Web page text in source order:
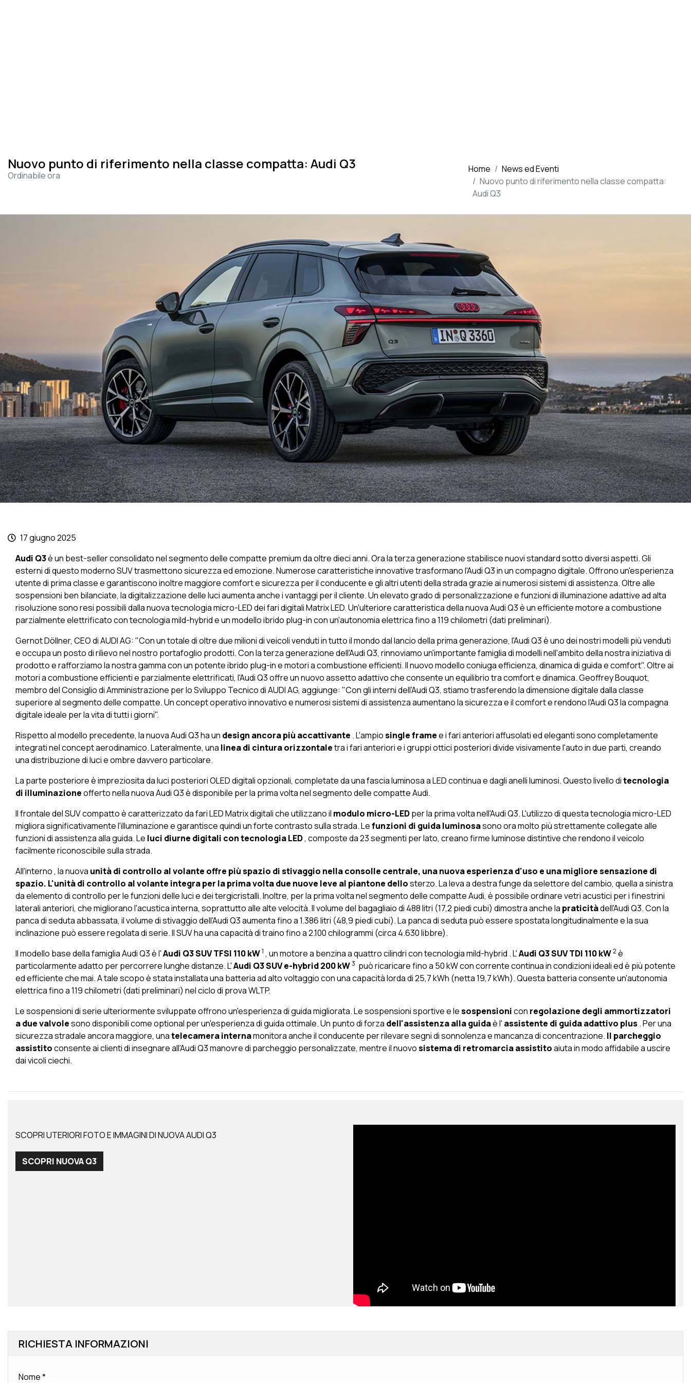
Nuovo punto di riferimento nella classe compatta: Audi Q3
Ordinabile ora
Home
News ed Eventi
Nuovo punto di riferimento nella classe compatta:
Audi Q3
17 giugno 2025
Audi Q3è un best-seller consolidato nel segmento delle compatte premium da oltre dieci anni. Ora la terza generazione stabilisce nuovi standard sotto diversi aspetti. Gli
esterni di questo moderno SUV trasmettono sicurezza ed emozione. Numerose caratteristiche innovative trasformano l'Audi Q3 in un compagno digitale. Offrono un'esperienza
utente di prima classe e garantiscono inoltre maggiore comfort e sicurezza per il conducente e gli altri utenti della strada grazie ai numerosi sistemi di assistenza. Oltre alle
sospensioni ben bilanciate, la digitalizzazione delle luci aumenta anche i vantaggi per il cliente. Un elevato grado di personalizzazione e funzioni di illuminazione adattive ad alta
risoluzione sono resi possibili dalla nuova tecnologia micro-LED dei fari digitali Matrix LED. Un'ulteriore caratteristica della nuova Audi Q3 è un efficiente motore a combustione
parzialmente elettrificato con tecnologia mild-hybrid e un modello ibrido plug-in con un'autonomia elettrica fino a 119 chilometri (dati preliminari).
Gernot Döllner, CEO di AUDI AG: "Con un totale di oltre due milioni di veicoli venduti in tutto il mondo dal lancio della prima generazione, l'Audi Q3 è uno dei nostri modelli più venduti
e occupa un posto di rilievo nel nostro portafoglio prodotti. Con la terza generazione dell'Audi Q3, rinnoviamo un'importante famiglia di modelli nell'ambito della nostra iniziativa di
prodotto e rafforziamo la nostra gamma con un potente ibrido plug-in e motori a combustione efficienti. Il nuovo modello coniuga efficienza, dinamica di guida e comfort". Oltre ai
motori a combustione efficienti e parzialmente elettrificati, l'Audi Q3 offre un nuovo assetto adattivo che consente un equilibrio tra comfort e dinamica. Geoffrey Bouquot,
membro del Consiglio di Amministrazione per lo Sviluppo Tecnico di AUDI AG, aggiunge: "Con gli interni dell'Audi Q3, stiamo trasferendo la dimensione digitale dalla classe
superiore al segmento delle compatte. Un concept operativo innovativo e numerosi sistemi di assistenza aumentano la sicurezza e il comfort e rendono l'Audi Q3 la compagna
digitale ideale per la vita di tutti i giorni".
Rispetto al modello precedente, la nuova Audi Q3 ha un design ancora più accattivante . L'ampiosingle framee i fari anteriori affusolati ed eleganti sono completamente
integrati nel concept aerodinamico. Lateralmente, una linea di cintura orizzontaletra i fari anteriori e i gruppi ottici posteriori divide visivamente l'auto in due parti, creando
una distribuzione di luci e ombre davvero particolare.
La parte posteriore è impreziosita da luci posteriori OLED digitali opzionali, completate da una fascia luminosa a LED continua e dagli anelli luminosi. Questo livello ditecnologia
di illuminazioneofferto nella nuova Audi Q3 è disponibile per la prima volta nel segmento delle compatte Audi.
Il frontale del SUV compatto è caratterizzato da fari LED Matrix digitali che utilizzano il modulo micro-LEDper la prima volta nell'Audi Q3. L'utilizzo di questa tecnologia micro-LED
migliora significativamente l'illuminazione e garantisce quindi un forte contrasto sulla strada. Lefunzioni di guida luminosasono ora molto più strettamente collegate alle
funzioni di assistenza alla guida. Le luci diurne digitali con tecnologia LED, composte da 23 segmenti per lato, creano firme luminose distintive che rendono il veicolo
facilmente riconoscibile sulla strada.
All'interno , la nuova unità di controllo al volante offre più spazio di stivaggio nella consolle centrale, una nuova esperienza d'uso e una migliore sensazione di
spazio. L'unità di controllo al volante integra per la prima volta due nuove leve al piantone dellosterzo. La leva a destra funge da selettore del cambio, quella a sinistra
da elemento di controllo per le funzioni delle luci e dei tergicristalli. Inoltre, per la prima volta nel segmento delle compatte Audi, è possibile ordinare vetri acustici per i finestrini
laterali anteriori, che migliorano l'acustica interna, soprattutto alle alte velocità. Il volume del bagagliaio di 488 litri (17,2 piedi cubi) dimostra anche la praticitàdell'Audi Q3. Con la
panca di seduta abbassata, il volume di stivaggio dell'Audi Q3 aumenta fino a 1.386 litri (48,9 piedi cubi). La panca di seduta può essere spostata longitudinalmente e la sua
inclinazione può essere regolata di serie. Il SUV ha una capacità di traino fino a 2.100 chilogrammi (circa 4.630 libbre).
Il modello base della famiglia Audi Q3 è l'Audi Q3 SUV TFSI 110 kW1 , un motore a benzina a quattro cilindri contecnologia mild-hybrid . L'Audi Q3 SUV TDI 110 kW2 è
particolarmente adatto per percorrere lunghe distanze. L'Audi Q3 SUV e-hybrid 200 kW3 può ricaricare fino a 50 kW con corrente continua in condizioni ideali ed è più potente
ed efficiente che mai. A tale scopo è stata installata una batteria ad alto voltaggio con una capacità lorda di 25,7 kWh (netta 19,7 kWh). Questa batteria consente un'autonomia
elettrica fino a 119 chilometri (dati preliminari) nel ciclo di prova WLTP.
Le sospensioni di serie ulteriormente sviluppate offrono un'esperienza di guida migliorata. Le sospensioni sportive e lesospensionicon regolazione degli ammortizzatori
a due valvolesono disponibili come optional per un'esperienza di guida ottimale. Un punto di forza dell'assistenza alla guidaè l' assistente di guida adattivo plus. Per una
sicurezza stradale ancora maggiore, unatelecamera internamonitora anche il conducente per rilevare segni di sonnolenza e mancanza di concentrazione. Il parcheggio
assistitoconsente ai clienti di insegnare all'Audi Q3 manovre di parcheggio personalizzate, mentre il nuovosistema di retromarcia assistitoaiuta in modo affidabile a uscire
dai vicoli ciechi.
SCOPRI UTERIORI FOTO E IMMAGINI DI NUOVA AUDI Q3
SCOPRI NUOVA Q3
RICHIESTA INFORMAZIONI
Nome*